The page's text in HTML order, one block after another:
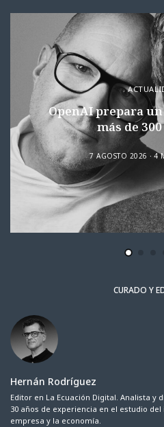
OpenAI prepara
más de
7 AGOSTO 2026 4
CURADO Y
Hernán Rodríguez
Editor en La Ecuación Digital. Analista y
30 años de experiencia en el estudio
empresa y la economía.